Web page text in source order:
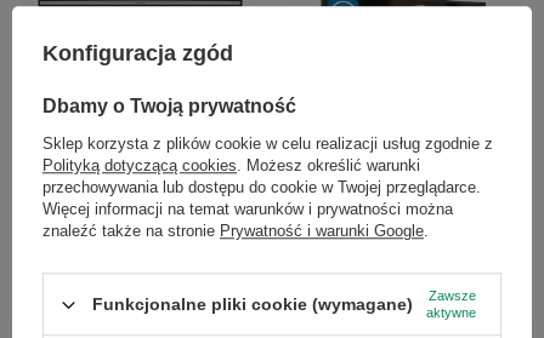
Dell C3422WE 34'' A
1 230,00 zł / szt.
Dell P2723D 27'' A
739,00 zł / szt.
Konfiguracja zgód
Dbamy o Twoją prywatność
Sklep korzysta z plików cookie w celu realizacji usług zgodnie z
Polityką dotyczącą cookies. Możesz określić warunki
przechowywania lub dostępu do cookie w Twojej przeglądarce.
Więcej informacji na temat warunków i prywatności można
znaleźć także na stronie Prywatność i warunki Google.
Funkcjonalne pliki cookie (wymagane)
Zawsze
aktywne